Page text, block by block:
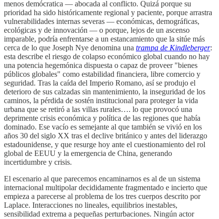
menos demócratica — abocada al conflicto. Quizá porque su
prioridad ha sido históricamente regional y paciente, porque arrastra
vulnerabilidades internas severas — económicas, demográficas,
ecológicas y de innovación — o porque, lejos de un ascenso
imparable, podría enfrentarse a un estancamiento que la sitúe más
cerca de lo que Joseph Nye denomina una trampa de Kindleberger:
esta describe el riesgo de colapso económico global cuando no hay
una potencia hegemónica dispuesta o capaz de proveer "bienes
públicos globales" como estabilidad financiera, libre comercio y
seguridad. Tras la caída del Imperio Romano, así se produjo el
deterioro de sus calzadas sin mantenimiento, la inseguridad de los
caminos, la pérdida de sostén institucional para proteger la vida
urbana que se retiró a las villas rurales…. lo que provocó una
deprimente crisis económica y política de las regiones que había
dominado. Ese vacío es semejante al que también se vivió en los
años 30 del siglo XX tras el declive británico y antes del liderazgo
estadounidense, y que resurge hoy ante el cuestionamiento del rol
global de EEUU y la emergencia de China, generando
incertidumbre y crisis.
El escenario al que parecemos encaminarnos es al de un sistema
internacional multipolar decididamente fragmentado e incierto que
empieza a parecerse al problema de los tres cuerpos descrito por
Laplace. Interacciones no lineales, equilibrios inestables,
sensibilidad extrema a pequeñas perturbaciones. Ningún actor